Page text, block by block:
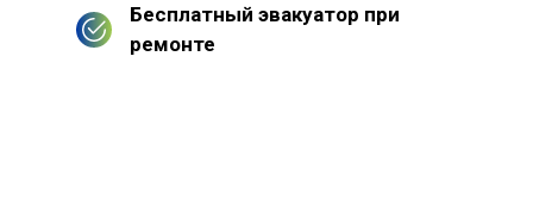
Бесплатный эвакуатор при
ремонте